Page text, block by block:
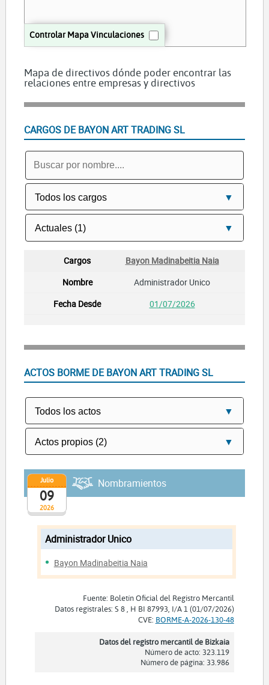
Controlar Mapa Vinculaciones
Mapa de directivos dónde poder encontrar las
relaciones entre empresas y directivos
CARGOS DE BAYON ART TRADING SL
Bayon Madinabeitia Naia
Administrador Unico
01/07/2026
ACTOS BORME DE BAYON ART TRADING SL
2026
Julio
09
Nombramientos
Administrador Unico
Bayon Madinabeitia Naia
Fuente: Boletín Oficial del Registro Mercantil
Datos registrales: S 8 , H BI 87993, I/A 1 (01/07/2026)
CVE: BORME-A-2026-130-48
Datos del registro mercantil de Bizkaia
Número de acto: 323.119
Número de página: 33.986